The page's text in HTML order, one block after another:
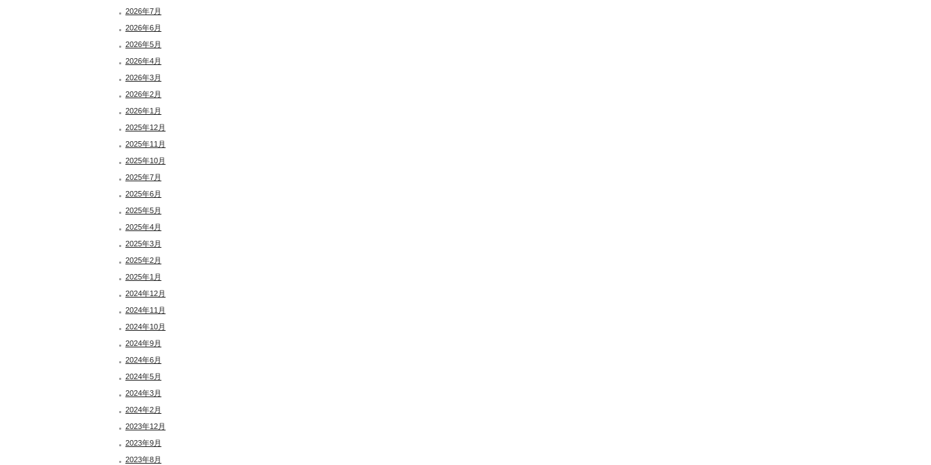
2026年7月
2026年6月
2026年5月
2026年4月
2026年3月
2026年2月
2026年1月
2025年12月
2025年11月
2025年10月
2025年7月
2025年6月
2025年5月
2025年4月
2025年3月
2025年2月
2025年1月
2024年12月
2024年11月
2024年10月
2024年9月
2024年6月
2024年5月
2024年3月
2024年2月
2023年12月
2023年9月
2023年8月